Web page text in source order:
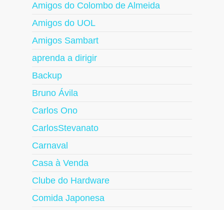
Amigos do Colombo de Almeida
Amigos do UOL
Amigos Sambart
aprenda a dirigir
Backup
Bruno Ávila
Carlos Ono
CarlosStevanato
Carnaval
Casa à Venda
Clube do Hardware
Comida Japonesa